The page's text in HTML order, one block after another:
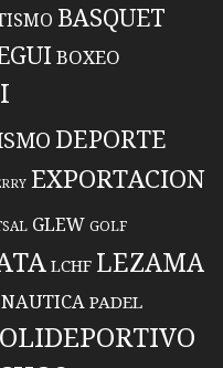
BASQUET
BOXEO
DEPORTE
EXPORTACION
GLEW GOLF
LCHF LEZAMA
NAUTICA PADEL